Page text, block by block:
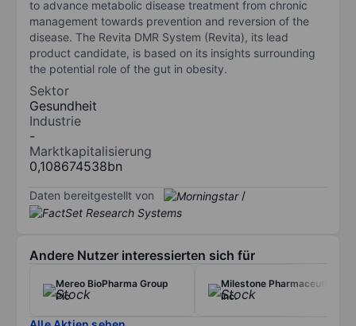
to advance metabolic disease treatment from chronic
management towards prevention and reversion of the
disease. The Revita DMR System (Revita), its lead
product candidate, is based on its insights surrounding
the potential role of the gut in obesity.
Sektor
Gesundheit
Industrie
-
Marktkapitalisierung
0,108674538bn
Daten bereitgestellt von /
Andere Nutzer interessierten sich für
Mereo BioPharma Group
Plc
Milestone Pharmaceuticals
Inc.